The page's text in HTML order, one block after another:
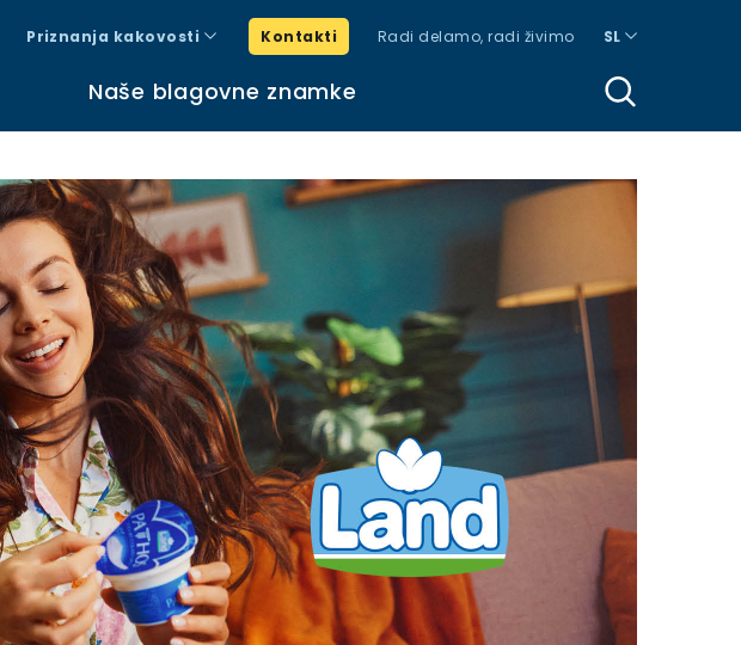
Priznanja kakovosti Kontakti Radi delamo, radi živimo SL
Naše blagovne znamke